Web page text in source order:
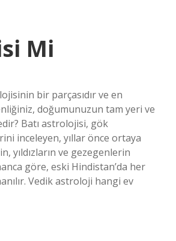
Mi
bir parçasıdır ve en
doğumunuzun tam yeri ve
Batı astrolojisi, gök
inceleyen, yıllar önce ortaya
yıldızların ve gezegenlerin
göre, eski Hindistan’da her
Vedik astroloji hangi ev